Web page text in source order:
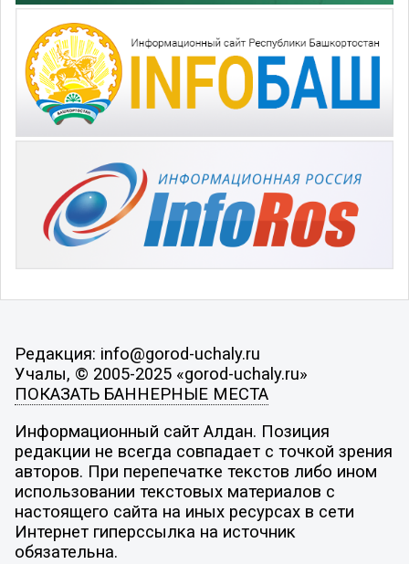
Редакция: info@gorod-uchaly.ru
Учалы, © 2005-2025 «gorod-uchaly.ru»
ПОКАЗАТЬ БАННЕРНЫЕ МЕСТА
Информационный сайт Алдан. Позиция
редакции не всегда совпадает с точкой зрения
авторов. При перепечатке текстов либо ином
использовании текстовых материалов с
настоящего сайта на иных ресурсах в сети
Интернет гиперссылка на источник
обязательна.